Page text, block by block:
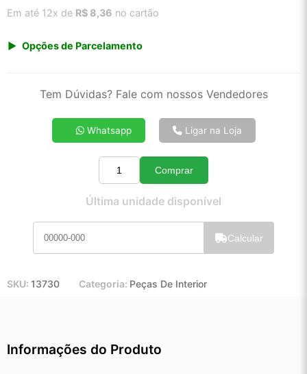
Em até 12x de R$ 8,36 no cartão
Opções de Parcelamento
2x de R$ 46,75
4x de R$ 23,71
5x de R$ 19,10
10x de R$ 9,88
11x de R$ 9,08
Tem Dúvidas? Fale com nossos Vendedores
Whatsapp Ligar na Loja
Quantidade
Comprar
Última unidade disponível
Calcular
SKU: 13730 Categoria: Peças De Interior
Informações do Produto